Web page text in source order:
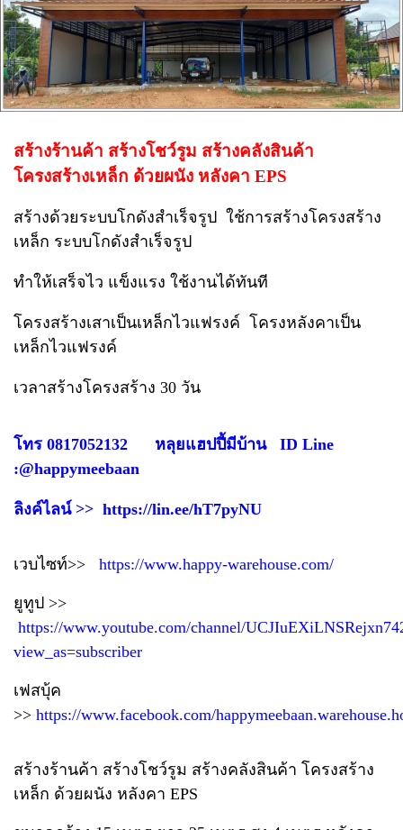
สร้างร้านค้า สร้างโชว์รูม สร้างคลังสินค้า
โครงสร้างเหล็ก ด้วยผนัง หลังคา EPS
สร้างด้วยระบบโกดังสำเร็จรูป ใช้การสร้างโครงสร้าง
เหล็ก ระบบโกดังสำเร็จรูป
ทำให้เสร็จไว แข็งแรง ใช้งานได้ทันที
โครงสร้างเสาเป็นเหล็กไวแฟรงค์ โครงหลังคาเป็น
เหล็กไวแฟรงค์
เวลาสร้างโครงสร้าง 30 วัน
โทร 0817052132 หลุยแฮปปี้มีบ้าน ID Line
:@happymeebaan
ลิงค์ไลน์ >> https://lin.ee/hT7pyNU
เวบไซท์>> https://www.happy-warehouse.com/
ยูทูป >>
https://www.youtube.com/channel/
view_as=subscriber
เฟสบุ้ค
>> https://www.facebook.com/
สร้างร้านค้า สร้างโชว์รูม สร้างคลังสินค้า โครงสร้าง
เหล็ก ด้วยผนัง หลังคา EPS